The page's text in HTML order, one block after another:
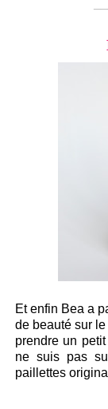
Et enfin Bea a
de beauté sur
prendre un
ne suis pas
paillettes